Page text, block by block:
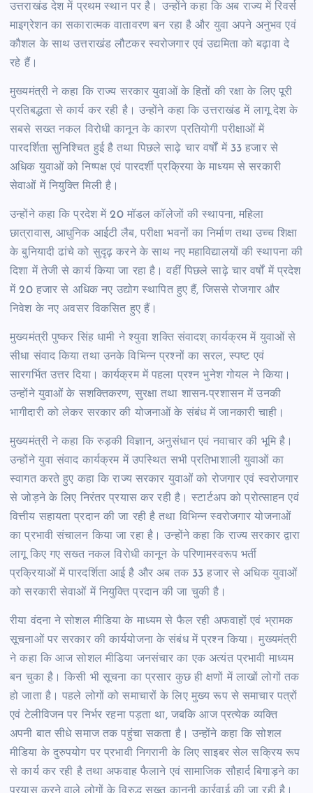
उत्तराखंड देश में प्रथम स्थान पर है। उन्होंने कहा कि अब राज्य में रिवर्स
माइग्रेशन का सकारात्मक वातावरण बन रहा है और युवा अपने अनुभव एवं
कौशल के साथ उत्तराखंड लौटकर स्वरोजगार एवं उद्यमिता को बढ़ावा दे
रहे हैं।
मुख्यमंत्री ने कहा कि राज्य सरकार युवाओं के हितों की रक्षा के लिए पूरी
प्रतिबद्धता से कार्य कर रही है। उन्होंने कहा कि उत्तराखंड में लागू देश के
सबसे सख्त नकल विरोधी कानून के कारण प्रतियोगी परीक्षाओं में
पारदर्शिता सुनिश्चित हुई है तथा पिछले साढ़े चार वर्षों में 33 हजार से
अधिक युवाओं को निष्पक्ष एवं पारदर्शी प्रक्रिया के माध्यम से सरकारी
सेवाओं में नियुक्ति मिली है।
उन्होंने कहा कि प्रदेश में 20 मॉडल कॉलेजों की स्थापना, महिला
छात्रावास, आधुनिक आईटी लैब, परीक्षा भवनों का निर्माण तथा उच्च शिक्षा
के बुनियादी ढांचे को सुदृढ़ करने के साथ नए महाविद्यालयों की स्थापना की
दिशा में तेजी से कार्य किया जा रहा है। वहीं पिछले साढ़े चार वर्षों में प्रदेश
में 20 हजार से अधिक नए उद्योग स्थापित हुए हैं, जिससे रोजगार और
निवेश के नए अवसर विकसित हुए हैं।
मुख्यमंत्री पुष्कर सिंह धामी ने श्युवा शक्ति संवादश् कार्यक्रम में युवाओं से
सीधा संवाद किया तथा उनके विभिन्न प्रश्नों का सरल, स्पष्ट एवं
सारगर्भित उत्तर दिया। कार्यक्रम में पहला प्रश्न भुनेश गोयल ने किया।
उन्होंने युवाओं के सशक्तिकरण, सुरक्षा तथा शासन-प्रशासन में उनकी
भागीदारी को लेकर सरकार की योजनाओं के संबंध में जानकारी चाही।
मुख्यमंत्री ने कहा कि रुड़की विज्ञान, अनुसंधान एवं नवाचार की भूमि है।
उन्होंने युवा संवाद कार्यक्रम में उपस्थित सभी प्रतिभाशाली युवाओं का
स्वागत करते हुए कहा कि राज्य सरकार युवाओं को रोजगार एवं स्वरोजगार
से जोड़ने के लिए निरंतर प्रयास कर रही है। स्टार्टअप को प्रोत्साहन एवं
वित्तीय सहायता प्रदान की जा रही है तथा विभिन्न स्वरोजगार योजनाओं
का प्रभावी संचालन किया जा रहा है। उन्होंने कहा कि राज्य सरकार द्वारा
लागू किए गए सख्त नकल विरोधी कानून के परिणामस्वरूप भर्ती
प्रक्रियाओं में पारदर्शिता आई है और अब तक 33 हजार से अधिक युवाओं
को सरकारी सेवाओं में नियुक्ति प्रदान की जा चुकी है।
रीया वंदना ने सोशल मीडिया के माध्यम से फैल रही अफवाहों एवं भ्रामक
सूचनाओं पर सरकार की कार्ययोजना के संबंध में प्रश्न किया। मुख्यमंत्री
ने कहा कि आज सोशल मीडिया जनसंचार का एक अत्यंत प्रभावी माध्यम
बन चुका है। किसी भी सूचना का प्रसार कुछ ही क्षणों में लाखों लोगों तक
हो जाता है। पहले लोगों को समाचारों के लिए मुख्य रूप से समाचार पत्रों
एवं टेलीविजन पर निर्भर रहना पड़ता था, जबकि आज प्रत्येक व्यक्ति
अपनी बात सीधे समाज तक पहुंचा सकता है। उन्होंने कहा कि सोशल
मीडिया के दुरुपयोग पर प्रभावी निगरानी के लिए साइबर सेल सक्रिय रूप
से कार्य कर रही है तथा अफवाह फैलाने एवं सामाजिक सौहार्द बिगाड़ने का